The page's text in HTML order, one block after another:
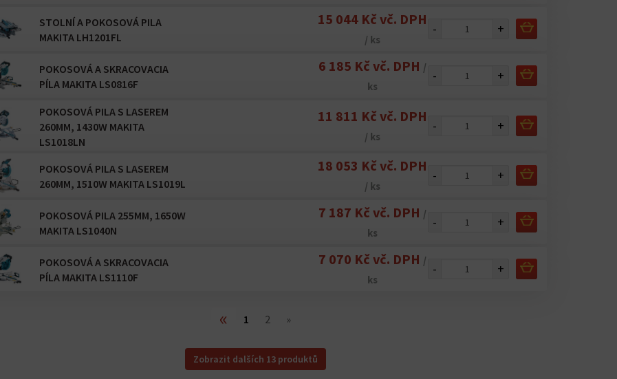
STOLNÍ A POKOSOVÁ PILA
MAKITA LH1201FL
15 044 Kč vč. DPH
/ ks
- +
POKOSOVÁ A SKRACOVACIA
PÍLA MAKITA LS0816F
6 185 Kč vč. DPH /
ks
- +
POKOSOVÁ PILA S LASEREM
260MM, 1430W MAKITA
LS1018LN
11 811 Kč vč. DPH
/ ks
- +
POKOSOVÁ PILA S LASEREM
260MM, 1510W MAKITA LS1019L
18 053 Kč vč. DPH
/ ks
- +
POKOSOVÁ PILA 255MM, 1650W
MAKITA LS1040N
7 187 Kč vč. DPH /
ks
- +
POKOSOVÁ A SKRACOVACIA
PÍLA MAKITA LS1110F
7 070 Kč vč. DPH /
ks
- +
« 1 2 »
Zobrazit dalších 13 produktů